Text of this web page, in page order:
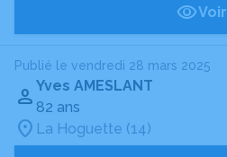
Voir
Publié le vendredi 28 mars 2025
Yves AMESLANT
82 ans
La Hoguette (14)